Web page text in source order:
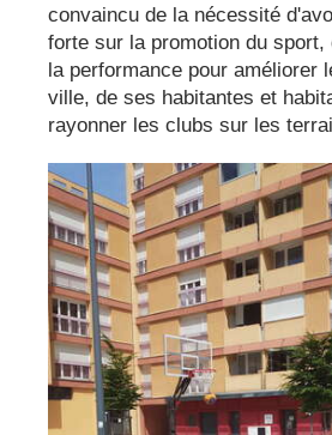
convaincu de la nécessité
forte sur la promotion du sport,
la performance pour améliorer
ville, de ses habitantes et
rayonner les clubs sur les